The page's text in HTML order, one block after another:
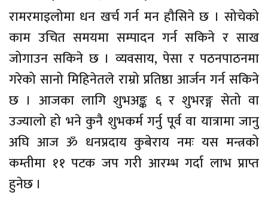
रामरमाइलोमा धन खर्च गर्न मन हौसिने छ । सोचेको
काम उचित समयमा सम्पादन गर्न सकिने र साख
जोगाउन सकिने छ । व्यवसाय, पेसा र पठनपाठनमा
गरेको सानो मिहिनेतले राम्रो प्रतिष्ठा आर्जन गर्न सकिने
छ । आजका लागि शुभअङ्क ६ र शुभरङ्ग सेतो वा
उज्यालो हो भने कुनै शुभकर्म गर्नु पूर्व वा यात्रामा जानु
अघि आज ॐ धनप्रदाय कुबेराय नमः यस मन्त्रको
कम्तीमा ११ पटक जप गरी आरम्भ गर्दा लाभ प्राप्त
हुनेछ ।